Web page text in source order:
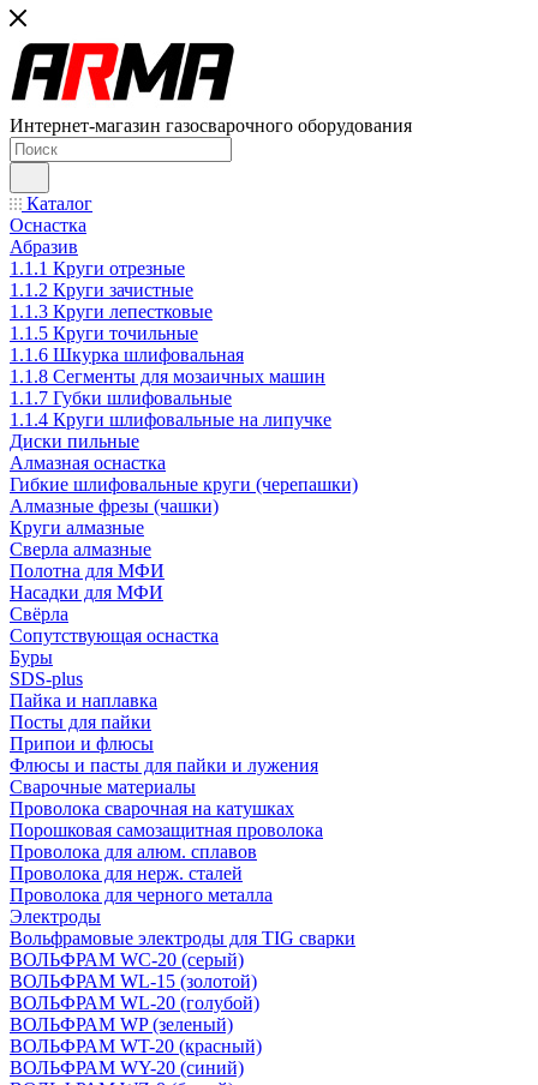
Интернет-магазин газосварочного оборудования
Каталог
Оснастка
Абразив
1.1.1 Круги отрезные
1.1.2 Круги зачистные
1.1.3 Круги лепестковые
1.1.5 Круги точильные
1.1.6 Шкурка шлифовальная
1.1.8 Сегменты для мозаичных машин
1.1.7 Губки шлифовальные
1.1.4 Круги шлифовальные на липучке
Диски пильные
Алмазная оснастка
Гибкие шлифовальные круги (черепашки)
Алмазные фрезы (чашки)
Круги алмазные
Сверла алмазные
Полотна для МФИ
Насадки для МФИ
Свёрла
Сопутствующая оснастка
Буры
SDS-plus
Пайка и наплавка
Посты для пайки
Припои и флюсы
Флюсы и пасты для пайки и лужения
Сварочные материалы
Проволока сварочная на катушках
Порошковая самозащитная проволока
Проволока для алюм. сплавов
Проволока для нерж. сталей
Проволока для черного металла
Электроды
Вольфрамовые электроды для TIG сварки
ВОЛЬФРАМ WC-20 (серый)
ВОЛЬФРАМ WL-15 (золотой)
ВОЛЬФРАМ WL-20 (голубой)
ВОЛЬФРАМ WP (зеленый)
ВОЛЬФРАМ WT-20 (красный)
ВОЛЬФРАМ WY-20 (синий)